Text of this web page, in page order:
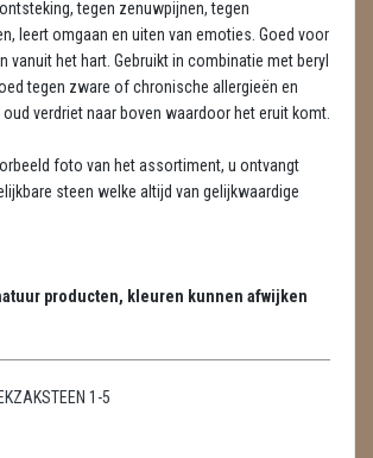
ADVIES
tegen zenuwpijnen, tegen
leert omgaan en uiten van emoties. Goed voor
vanuit het hart. Gebruikt in combinatie met beryl
tegen zware of chronische allergieën en
verdriet naar boven waardoor het eruit komt.
foto van het assortiment, u ontvangt
steen welke altijd van gelijkwaardige
producten, kleuren kunnen afwijken
1-5